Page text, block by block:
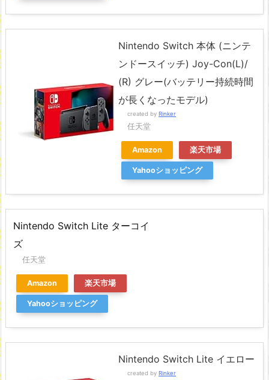
Nintendo Switch 本体 (ニンテ
ンドースイッチ) Joy-Con(L)/
(R) グレー(バッテリー持続時間
が長くなったモデル)
created by Rinker
任天堂
Amazon 楽天市場
Yahooショッピング
Nintendo Switch Lite ターコイ
ズ
任天堂
Amazon 楽天市場
Yahooショッピング
Nintendo Switch Lite イエロー
created by Rinker